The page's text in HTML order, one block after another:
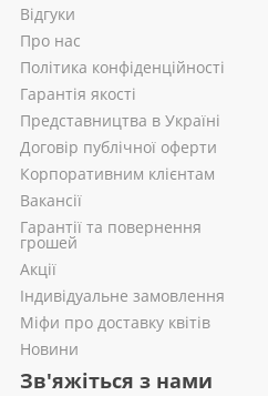
Відгуки
Про нас
Політика конфіденційності
Гарантія якості
Представництва в Україні
Договір публічної оферти
Корпоративним клієнтам
Вакансії
Гарантії та повернення
грошей
Акції
Індивідуальне замовлення
Міфи про доставку квітів
Новини
Зв'яжіться з нами